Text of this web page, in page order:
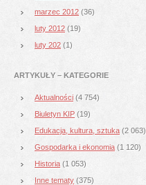
marzec 2012 (36)
luty 2012 (19)
luty 202 (1)
ARTYKUŁY – KATEGORIE
Aktualności (4 754)
Biuletyn KIP (19)
Edukacja, kultura, sztuka (2 063)
Gospodarka i ekonomia (1 120)
Historia (1 053)
Inne tematy (375)